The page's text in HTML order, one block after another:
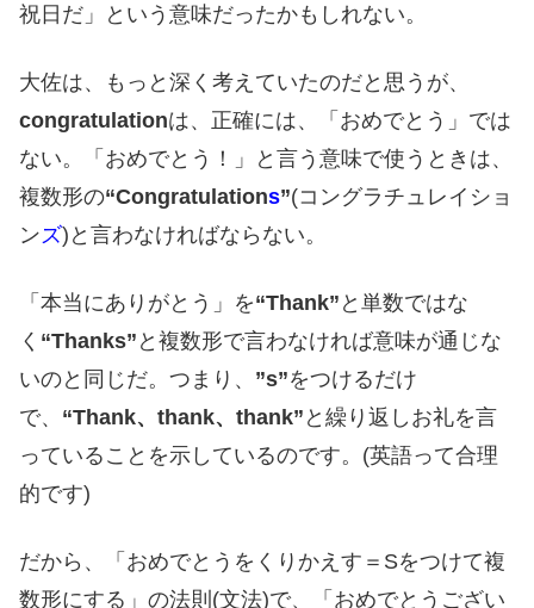
祝日だ」という意味だったかもしれない。
大佐は、もっと深く考えていたのだと思うが、
congratulationは、正確には、「おめでとう」では
ない。「おめでとう！」と言う意味で使うときは、
複数形の“Congratulations”(コングラチュレイショ
ンズ)と言わなければならない。
「本当にありがとう」を“Thank” と単数ではな
く “Thanks” と複数形で言わなければ意味が通じな
いのと同じだ。つまり、 ”s”をつけるだけ
で、 “Thank、thank、thank” と繰り返しお礼を言
っていることを示しているのです。(英語って合理
的です)
だから、「おめでとうをくりかえす＝Sをつけて複
数形にする」の法則(文法)で、「おめでとうござい